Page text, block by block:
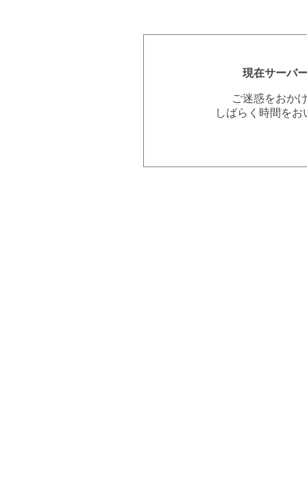
現在サーバ
ご迷惑をおか
しばらく時間を